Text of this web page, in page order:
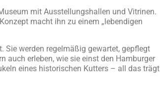
mit Ausstellungshallen und Vitrinen.
macht ihn zu einem „lebendigen
werden regelmäßig gewartet, gepflegt
auch erleben, wie sie einst den Hamburger
eines historischen Kutters – all das trägt